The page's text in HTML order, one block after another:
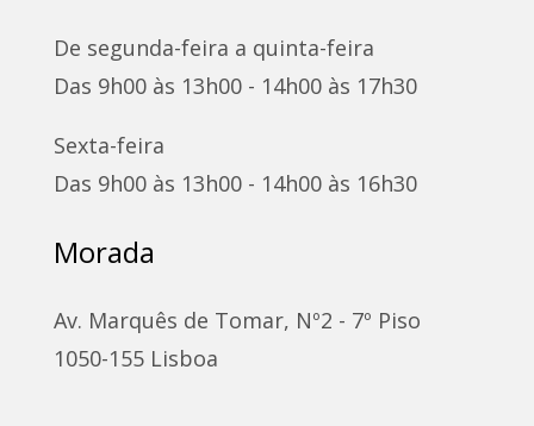
De segunda-feira a quinta-feira
Das 9h00 às 13h00 - 14h00 às 17h30
Sexta-feira
Das 9h00 às 13h00 - 14h00 às 16h30
Morada
Av. Marquês de Tomar, Nº2 - 7º Piso
1050-155 Lisboa